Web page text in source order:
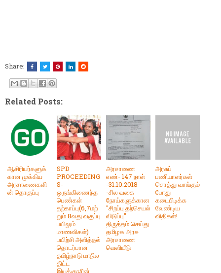
Share:
Related Posts:
ஆசிரியர்களுக்
கான முக்கிய
அரசாணைகளி
ன் தொகுப்பு
SPD
PROCEEDING
S-
ஒருங்கிணைந்த
பெண்கள்
தற்காப்பு(6,7மற்
றும் 8வது வகுப்பு
பயிலும்
மாணவிகள்)
பயிற்சி அளித்தல்
தொடர்பான
தமிழ்நாடு மாநில
திட்ட
இயக்குநரின்
அரசாணை
எண்- 147 நாள்
-31.10.2018
-சில வகை
நோய்களுக்கான
"சிறப்பு தற்செயல்
விடுப்பு"
திருத்தம் செய்து
தமிழக அரசு
அரசாணை
வெளியீடு
அரசுப்
பணியாளர்கள்
சொத்து வாங்கும்
போது
கடைபிடிக்க
வேண்டிய
விதிகள்!